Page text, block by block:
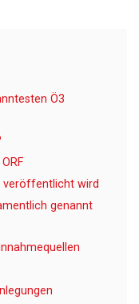
Ö3
veröffentlicht wird
genannt